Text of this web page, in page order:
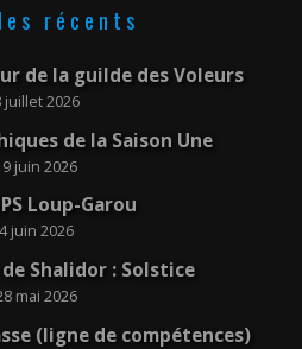
récents
de la guilde des Voleurs
juillet 2026
de la Saison Une
juin 2026
Loup-Garou
4 juin 2026
Shalidor : Solstice
mai 2026
(ligne de compétences)